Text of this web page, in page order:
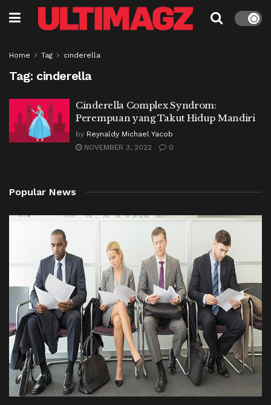
Home Tag cinderella
Tag: cinderella
Cinderella Complex Syndrom:
Perempuan yang Takut Hidup Mandiri
by Reynaldy Michael Yacob
NOVEMBER 3, 2022
0
Popular News